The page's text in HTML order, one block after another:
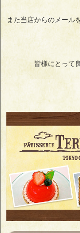
また当店からのメール
皆様にとって